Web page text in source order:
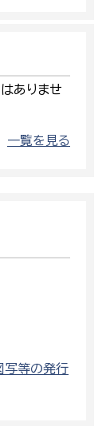
ありませ
一覧を見る
等の発行